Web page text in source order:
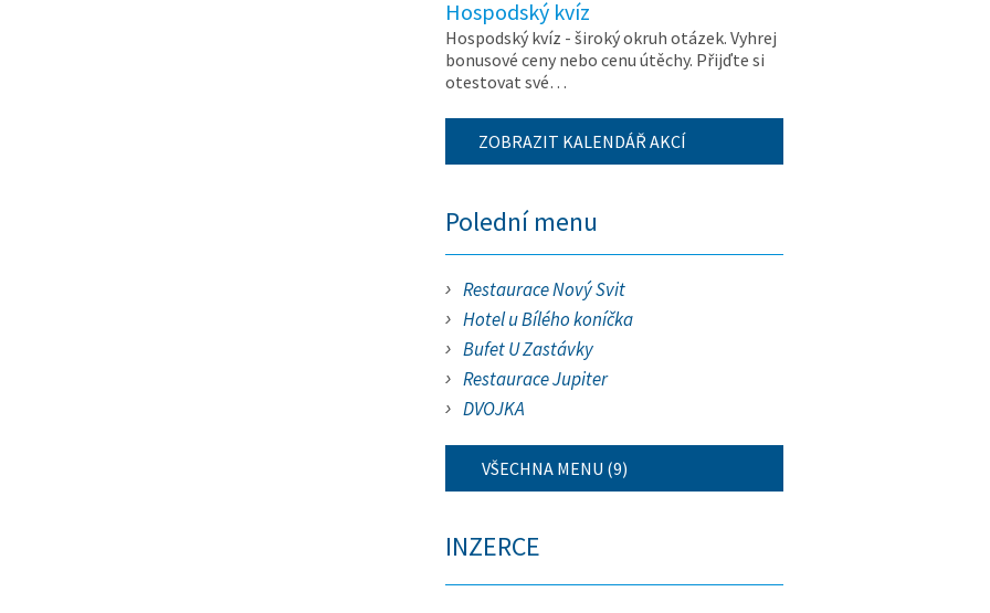
Hospodský kvíz
Hospodský kvíz - široký okruh otázek. Vyhrej
bonusové ceny nebo cenu útěchy. Přijďte si
otestovat své…
ZOBRAZIT KALENDÁŘ AKCÍ
Polední menu
Restaurace Nový Svit
Hotel u Bílého koníčka
Bufet U Zastávky
Restaurace Jupiter
DVOJKA
VŠECHNA MENU (9)
INZERCE